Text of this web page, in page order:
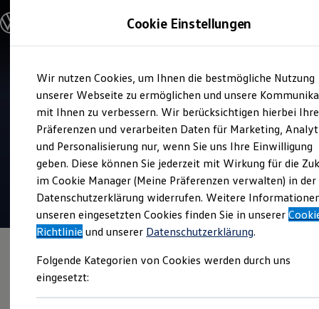
Hauptinhalt
springen
Footer
springen
Modelle und Konfigurator
Modelle vergleichen
Elektroautos
ENERGY Sondermodelle
Nutzfahrzeuge
SUV und CUV
Familienautos
Kombis
Kompaktwagen
Sportwagen
Schnell verfügbare Fahrzeuge
Angebote und Produkte
Aktuelle Angebote
E-Auto-Förderung
Volkswagen Marktplatz
Junge Gebrauchtwagen und Gebrauchtwagen
Volkswagen Zertifizierte Gebrauchtwagen
Zubehör- und Serviceangebote
Verkauf und Service
Autohaus Gebr. Schwarte
Papenburg
4.8| 270 Bewertungen
Cookie Einstellungen
Wir nutzen Cookies, um Ihnen die bestmögliche Nutzung
unserer Webseite zu ermöglichen und unsere
mit Ihnen zu verbessern. Wir berücksichtigen hierbei Ihre
Präferenzen und verarbeiten Daten für Marketing,
und Personalisierung nur, wenn Sie uns Ihre Einwilligung
geben. Diese können Sie jederzeit mit Wirkung für die
im Cookie Manager (Meine Präferenzen verwalten) in der
Datenschutzerklärung widerrufen. Weitere
unseren eingesetzten Cookies finden Sie in unserer
Richtlinie und unserer Datenschutzerklärung.
Folgende Kategorien von Cookies werden durch uns
eingesetzt: